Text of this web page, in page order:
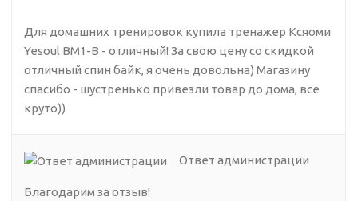
Для домашних тренировок купила тренажер Ксяоми
Yesoul BM1-B - отличный! За свою цену со скидкой
отличный спин байк, я очень довольна) Магазину
спасибо - шустренько привезли товар до дома, все
круто))
Ответ администрации
Благодарим за отзыв!